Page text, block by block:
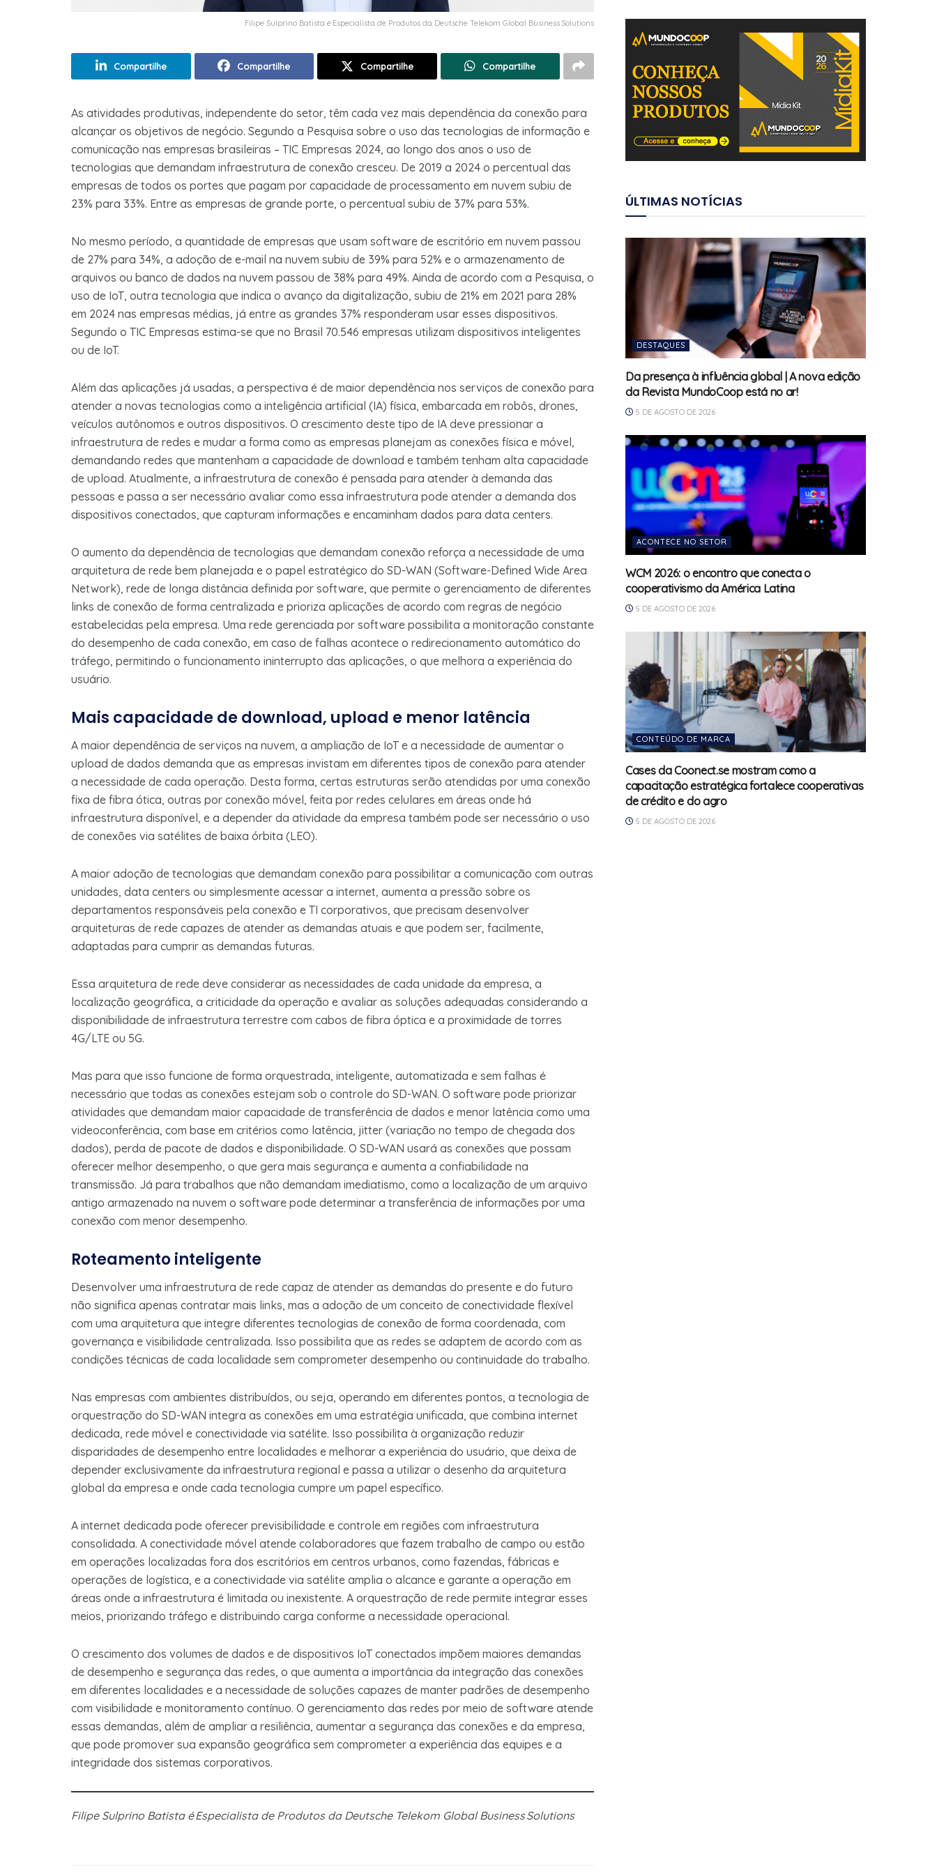
Filipe Sulprino Batista é Especialista de Produtos da Deutsche Telekom Global Business Solutions
Compartilhe Compartilhe Compartilhe Compartilhe
As atividades produtivas, independente do setor, têm cada vez mais dependência da conexão para
alcançar os objetivos de negócio. Segundo a Pesquisa sobre o uso das tecnologias de informação e
comunicação nas empresas brasileiras – TIC Empresas 2024, ao longo dos anos o uso de
tecnologias que demandam infraestrutura de conexão cresceu. De 2019 a 2024 o percentual das
empresas de todos os portes que pagam por capacidade de processamento em nuvem subiu de
23% para 33%. Entre as empresas de grande porte, o percentual subiu de 37% para 53%.
No mesmo período, a quantidade de empresas que usam software de escritório em nuvem passou
de 27% para 34%, a adoção de e-mail na nuvem subiu de 39% para 52% e o armazenamento de
arquivos ou banco de dados na nuvem passou de 38% para 49%. Ainda de acordo com a Pesquisa, o
uso de IoT, outra tecnologia que indica o avanço da digitalização, subiu de 21% em 2021 para 28%
em 2024 nas empresas médias, já entre as grandes 37% responderam usar esses dispositivos.
Segundo o TIC Empresas estima-se que no Brasil 70.546 empresas utilizam dispositivos inteligentes
ou de IoT.
Além das aplicações já usadas, a perspectiva é de maior dependência nos serviços de conexão para
atender a novas tecnologias como a inteligência artificial (IA) física, embarcada em robôs, drones,
veículos autônomos e outros dispositivos. O crescimento deste tipo de IA deve pressionar a
infraestrutura de redes e mudar a forma como as empresas planejam as conexões física e móvel,
demandando redes que mantenham a capacidade de download e também tenham alta capacidade
de upload. Atualmente, a infraestrutura de conexão é pensada para atender à demanda das
pessoas e passa a ser necessário avaliar como essa infraestrutura pode atender a demanda dos
dispositivos conectados, que capturam informações e encaminham dados para data centers.
O aumento da dependência de tecnologias que demandam conexão reforça a necessidade de uma
arquitetura de rede bem planejada e o papel estratégico do SD-WAN (Software-Defined Wide Area
Network), rede de longa distância definida por software, que permite o gerenciamento de diferentes
links de conexão de forma centralizada e prioriza aplicações de acordo com regras de negócio
estabelecidas pela empresa. Uma rede gerenciada por software possibilita a monitoração constante
do desempenho de cada conexão, em caso de falhas acontece o redirecionamento automático do
tráfego, permitindo o funcionamento ininterrupto das aplicações, o que melhora a experiência do
usuário.
Mais capacidade de download, upload e menor latência
A maior dependência de serviços na nuvem, a ampliação de IoT e a necessidade de aumentar o
upload de dados demanda que as empresas invistam em diferentes tipos de conexão para atender
a necessidade de cada operação. Desta forma, certas estruturas serão atendidas por uma conexão
fixa de fibra ótica, outras por conexão móvel, feita por redes celulares em áreas onde há
infraestrutura disponível, e a depender da atividade da empresa também pode ser necessário o uso
de conexões via satélites de baixa órbita (LEO).
A maior adoção de tecnologias que demandam conexão para possibilitar a comunicação com outras
unidades, data centers ou simplesmente acessar a internet, aumenta a pressão sobre os
departamentos responsáveis pela conexão e TI corporativos, que precisam desenvolver
arquiteturas de rede capazes de atender as demandas atuais e que podem ser, facilmente,
adaptadas para cumprir as demandas futuras.
Essa arquitetura de rede deve considerar as necessidades de cada unidade da empresa, a
localização geográfica, a criticidade da operação e avaliar as soluções adequadas considerando a
disponibilidade de infraestrutura terrestre com cabos de fibra óptica e a proximidade de torres
4G/LTE ou 5G.
Mas para que isso funcione de forma orquestrada, inteligente, automatizada e sem falhas é
necessário que todas as conexões estejam sob o controle do SD-WAN. O software pode priorizar
atividades que demandam maior capacidade de transferência de dados e menor latência como uma
videoconferência, com base em critérios como latência, jitter (variação no tempo de chegada dos
dados), perda de pacote de dados e disponibilidade. O SD-WAN usará as conexões que possam
oferecer melhor desempenho, o que gera mais segurança e aumenta a confiabilidade na
transmissão. Já para trabalhos que não demandam imediatismo, como a localização de um arquivo
antigo armazenado na nuvem o software pode determinar a transferência de informações por uma
conexão com menor desempenho.
Roteamento inteligente
Desenvolver uma infraestrutura de rede capaz de atender as demandas do presente e do futuro
não significa apenas contratar mais links, mas a adoção de um conceito de conectividade flexível
com uma arquitetura que integre diferentes tecnologias de conexão de forma coordenada, com
governança e visibilidade centralizada. Isso possibilita que as redes se adaptem de acordo com as
condições técnicas de cada localidade sem comprometer desempenho ou continuidade do trabalho.
Nas empresas com ambientes distribuídos, ou seja, operando em diferentes pontos, a tecnologia de
orquestração do SD-WAN integra as conexões em uma estratégia unificada, que combina internet
dedicada, rede móvel e conectividade via satélite. Isso possibilita à organização reduzir
disparidades de desempenho entre localidades e melhorar a experiência do usuário, que deixa de
depender exclusivamente da infraestrutura regional e passa a utilizar o desenho da arquitetura
global da empresa e onde cada tecnologia cumpre um papel específico.
A internet dedicada pode oferecer previsibilidade e controle em regiões com infraestrutura
consolidada. A conectividade móvel atende colaboradores que fazem trabalho de campo ou estão
em operações localizadas fora dos escritórios em centros urbanos, como fazendas, fábricas e
operações de logística, e a conectividade via satélite amplia o alcance e garante a operação em
áreas onde a infraestrutura é limitada ou inexistente. A orquestração de rede permite integrar esses
meios, priorizando tráfego e distribuindo carga conforme a necessidade operacional.
O crescimento dos volumes de dados e de dispositivos IoT conectados impõem maiores demandas
de desempenho e segurança das redes, o que aumenta a importância da integração das conexões
em diferentes localidades e a necessidade de soluções capazes de manter padrões de desempenho
com visibilidade e monitoramento contínuo. O gerenciamento das redes por meio de software atende
essas demandas, além de ampliar a resiliência, aumentar a segurança das conexões e da empresa,
que pode promover sua expansão geográfica sem comprometer a experiência das equipes e a
integridade dos sistemas corporativos.
Filipe Sulprino Batista é Especialista de Produtos da Deutsche Telekom Global Business Solutions
ÚLTIMAS NOTÍCIAS
DESTAQUES
Da presença à influência global | A nova edição
da Revista MundoCoop está no ar!
5 DE AGOSTO DE 2026
ACONTECE NO SETOR
WCM 2026: o encontro que conecta o
cooperativismo da América Latina
5 DE AGOSTO DE 2026
CONTEÚDO DE MARCA
Cases da Coonect.se mostram como a
capacitação estratégica fortalece cooperativas
de crédito e do agro
5 DE AGOSTO DE 2026